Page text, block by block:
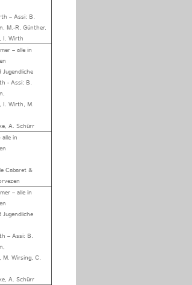
– Assi: B.
M.-R. Günther,
I. Wirth
– alle in
Jugendliche
- Assi: B.
I. Wirth, M.
A. Schürr
alle in
Cabaret &
– alle in
Jugendliche
– Assi: B.
M. Wirsing, C.
A. Schürr